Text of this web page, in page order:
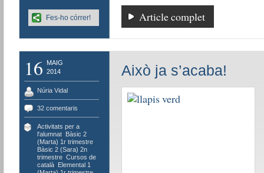
Article complet
Fes-ho córrer!
16
MAIG
2014
Núria Vidal
32 comentaris
Activitats per a
l'alumnat, Bàsic 2
(Marta) 1r trimestre,
Bàsic 2 (Sara) 2n
trimestre, Cursos de
català, Elemental 1
Això ja s’acaba!